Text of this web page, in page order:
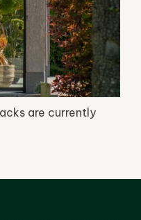
are currently